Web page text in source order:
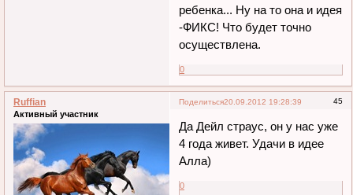
ребенка... Ну на то она и идея
-ФИКС! Что будет точно
осуществлена.
0
Поделиться 45
20.09.2012 19:28:39
Ruffian
Активный участник
Да Дейл страус, он у нас уже
4 года живет. Удачи в идее
Алла)
0